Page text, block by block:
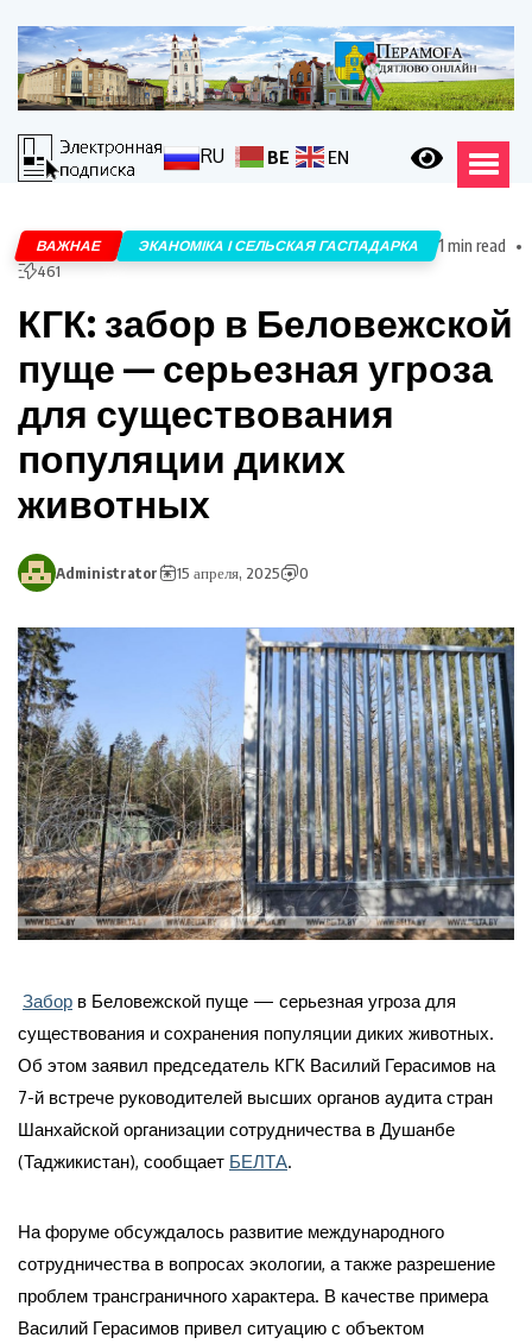
RU BE EN
ВАЖНАЕ ЭКАНОМІКА І СЕЛЬСКАЯ ГАСПАДАРКА 1 min read
461
КГК: забор в Беловежской
пуще — серьезная угроза
для существования
популяции диких
животных
Administrator 15 апреля, 2025 0
Забор в Беловежской пуще — серьезная угроза для
существования и сохранения популяции диких животных.
Об этом заявил председатель КГК Василий Герасимов на
7-й встрече руководителей высших органов аудита стран
Шанхайской организации сотрудничества в Душанбе
(Таджикистан), сообщает БЕЛТА.
На форуме обсуждалось развитие международного
сотрудничества в вопросах экологии, а также разрешение
проблем трансграничного характера. В качестве примера
Василий Герасимов привел ситуацию с объектом